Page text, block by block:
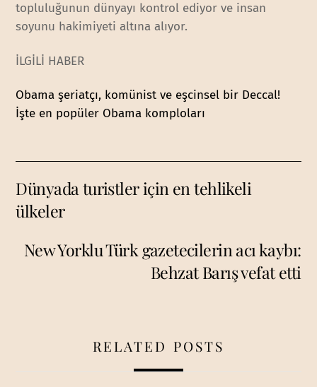
topluluğunun dünyayı kontrol ediyor ve insan
soyunu hakimiyeti altına alıyor.
İLGİLİ HABER
Obama şeriatçı, komünist ve eşcinsel bir Deccal!
İşte en popüler Obama komploları
Dünyada turistler için en tehlikeli
ülkeler
New Yorklu Türk gazetecilerin acı kaybı:
Behzat Barış vefat etti
RELATED POSTS